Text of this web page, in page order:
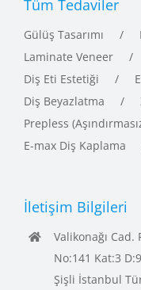
Tüm Tedaviler
Gülüş Tasarımı
Laminate Veneer
Diş Eti Estetiği
Diş Beyazlatma
Prepless
E-max Diş Kaplama
İletişim Bilgileri
Valikonağı Cad.
No:141 Kat:3
Şişli İstanbul